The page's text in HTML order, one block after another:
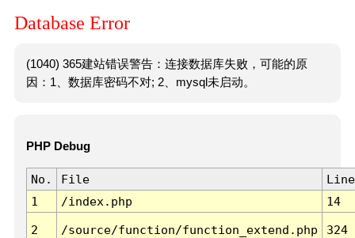
Database Error
(1040) 365建站错误警告：连接数据库失败，可能的原
因：1、数据库密码不对; 2、mysql未启动。
PHP Debug
No. File
Line
1
/index.php 14
2 /source/function/function_extend.php 324